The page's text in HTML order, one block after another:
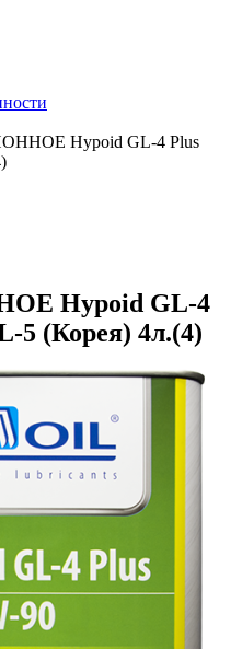
Hypoid GL-4 Plus
Hypoid GL-4
5 (Корея) 4л.(4)